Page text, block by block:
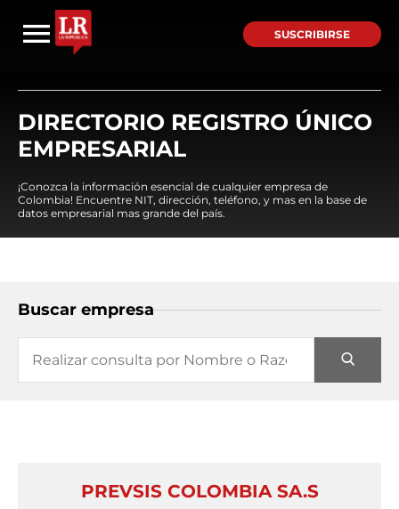
SUSCRIBIRSE
DIRECTORIO REGISTRO ÚNICO
EMPRESARIAL
¡Conozca la información esencial de cualquier empresa de
Colombia! Encuentre NIT, dirección, teléfono, y mas en la base de
datos empresarial mas grande del país.
Buscar empresa
PREVSIS COLOMBIA SA.S